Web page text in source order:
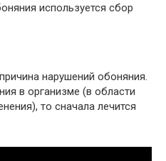
используется сбор
нарушений обоняния.
в организме (в области
то сначала лечится